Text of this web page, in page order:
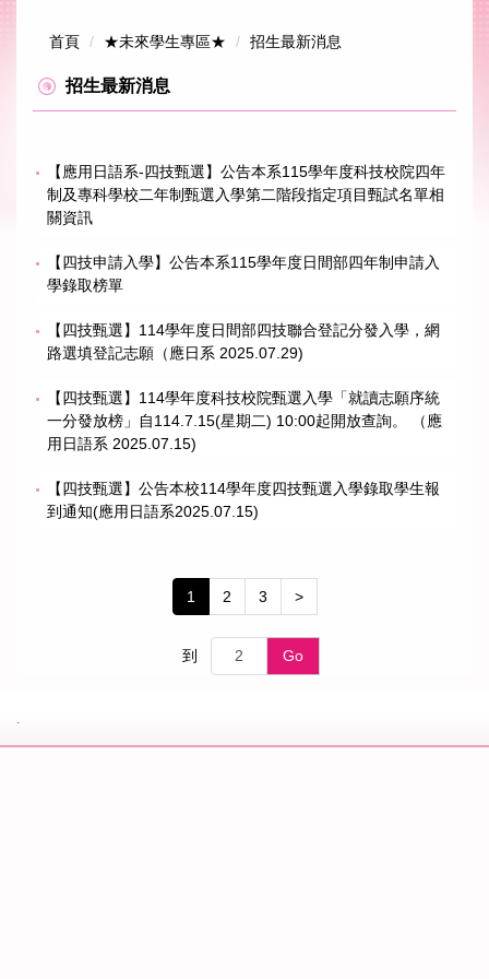
首頁 ★未來學生專區★ 招生最新消息
招生最新消息
【應用日語系-四技甄選】公告本系115學年度科技校院四年
制及專科學校二年制甄選入學第二階段指定項目甄試名單相
關資訊
【四技申請入學】公告本系115學年度日間部四年制申請入
學錄取榜單
【四技甄選】114學年度日間部四技聯合登記分發入學，網
路選填登記志願（應日系 2025.07.29)
【四技甄選】114學年度科技校院甄選入學「就讀志願序統
一分發放榜」自114.7.15(星期二) 10:00起開放查詢。 （應
用日語系 2025.07.15)
【四技甄選】公告本校114學年度四技甄選入學錄取學生報
到通知(應用日語系2025.07.15)
1 2 3 >
到 Go